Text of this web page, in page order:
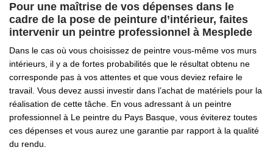
Pour une maîtrise de vos dépenses dans le
cadre de la pose de peinture d’intérieur, faites
intervenir un peintre professionnel à Mesplede
Dans le cas où vous choisissez de peintre vous-même vos murs
intérieurs, il y a de fortes probabilités que le résultat obtenu ne
corresponde pas à vos attentes et que vous deviez refaire le
travail. Vous devez aussi investir dans l’achat de matériels pour la
réalisation de cette tâche. En vous adressant à un peintre
professionnel à Le peintre du Pays Basque, vous éviterez toutes
ces dépenses et vous aurez une garantie par rapport à la qualité
du rendu.